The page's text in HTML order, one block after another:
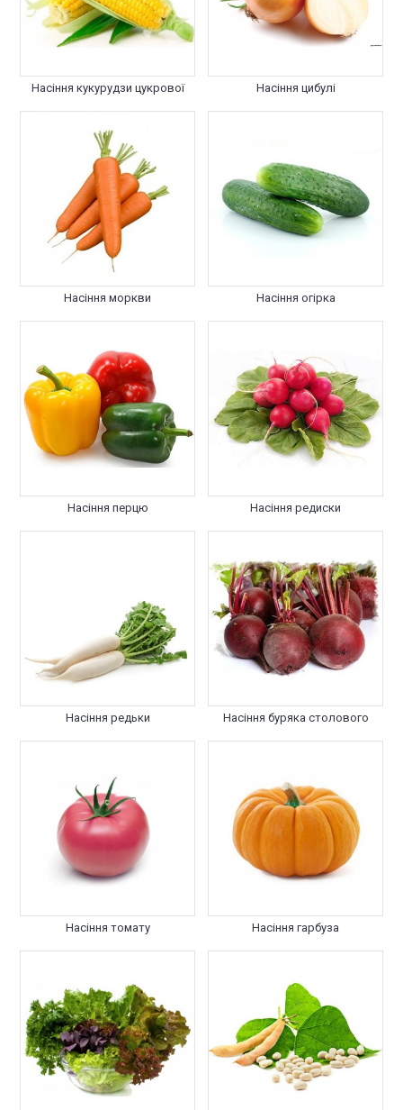
Насіння кукурудзи цукрової Насіння цибулі
Насіння моркви Насіння огірка
Насіння перцю Насіння редиски
Насіння редьки Насіння буряка столового
Насіння томату Насіння гарбуза